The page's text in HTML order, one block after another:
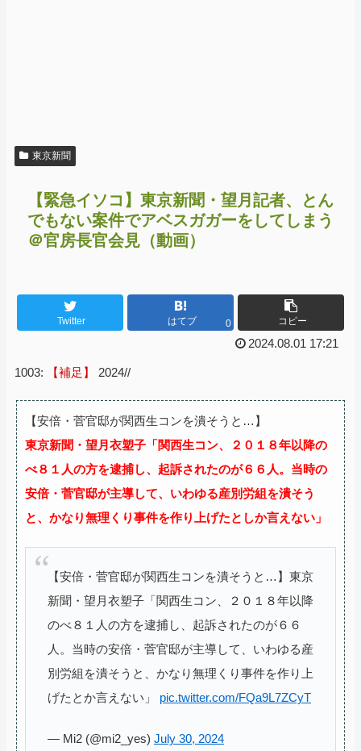
東京新聞
【緊急イソコ】東京新聞・望月記者、とん
でもない案件でアベスガガーをしてしまう
＠官房長官会見（動画）
Twitter はてブ 0 コピー
2024.08.01 17:21
1003: 【補足】 2024//
【安倍・菅官邸が関西生コンを潰そうと…】
東京新聞・望月衣塑子「関西生コン、２０１８年​以降​の
べ​８１人​の​方​を逮捕し、起訴されたのが６６人。​当時​の​
安倍​・菅​官邸​が主導して、いわゆる​産別​労組​を​潰そ​う​
と、かなり無理くり​事件​を​作り上げ​たとしか言えない​」
【安倍・菅官邸が関西生コンを潰そうと…】東京
新聞・望月衣塑子「関西生コン、２０１８年​以降​
のべ​８１人​の​方​を逮捕し、起訴されたのが６６
人。​当時​の​安倍​・菅​官邸​が主導して、いわゆる​産
別​労組​を​潰そ​う​と、かなり無理くり​事件​を​作り上
げ​たとか言えない​」 pic.twitter.com/FQa9L7ZCyT
— Mi2 (@mi2_yes) July 30, 2024